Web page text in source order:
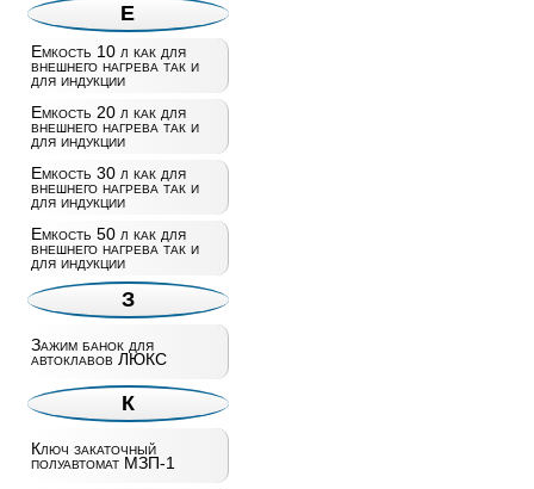
Е
Емкость 10 л как для
внешнего нагрева так и
для индукции
Емкость 20 л как для
внешнего нагрева так и
для индукции
Емкость 30 л как для
внешнего нагрева так и
для индукции
Емкость 50 л как для
внешнего нагрева так и
для индукции
З
Зажим банок для
автоклавов ЛЮКС
К
Ключ закаточный
полуавтомат МЗП-1